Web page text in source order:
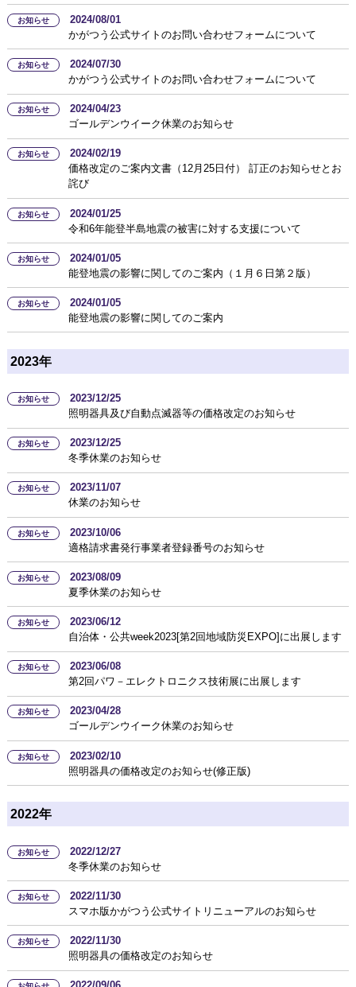
お知らせ
2024/08/01
かがつう公式サイトのお問い合わせフォームについて
お知らせ
2024/07/30
かがつう公式サイトのお問い合わせフォームについて
お知らせ
2024/04/23
ゴールデンウイーク休業のお知らせ
お知らせ
2024/02/19
価格改定のご案内文書（12月25日付） 訂正のお知らせとお
詫び
お知らせ
2024/01/25
令和6年能登半島地震の被害に対する支援について
お知らせ
2024/01/05
能登地震の影響に関してのご案内（１月６日第２版）
お知らせ
2024/01/05
能登地震の影響に関してのご案内
2023年
お知らせ
2023/12/25
照明器具及び自動点滅器等の価格改定のお知らせ
お知らせ
2023/12/25
冬季休業のお知らせ
お知らせ
2023/11/07
休業のお知らせ
お知らせ
2023/10/06
適格請求書発行事業者登録番号のお知らせ
お知らせ
2023/08/09
夏季休業のお知らせ
お知らせ
2023/06/12
自治体・公共week2023[第2回地域防災EXPO]に出展します
お知らせ
2023/06/08
第2回パワ－エレクトロニクス技術展に出展します
お知らせ
2023/04/28
ゴールデンウイーク休業のお知らせ
お知らせ
2023/02/10
照明器具の価格改定のお知らせ(修正版)
2022年
お知らせ
2022/12/27
冬季休業のお知らせ
お知らせ
2022/11/30
スマホ版かがつう公式サイトリニューアルのお知らせ
お知らせ
2022/11/30
照明器具の価格改定のお知らせ